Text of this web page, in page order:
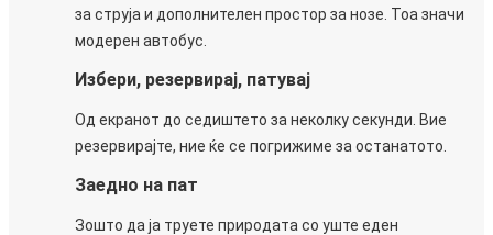
за струја и дополнителен простор за нозе. Тоа значи
модерен автобус.
Избери, резервирај, патувај
Од екранот до седиштето за неколку секунди. Вие
резервирајте, ние ќе се погрижиме за останатото.
Заедно на пат
Зошто да ја труете природата со уште еден